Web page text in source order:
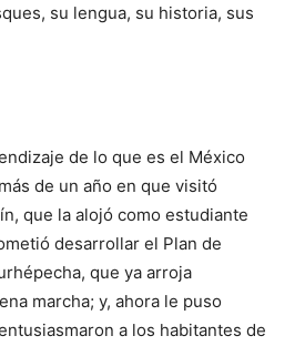
su lengua, su historia, sus
de lo que es el México
de un año en que visitó
que la alojó como estudiante
desarrollar el Plan de
que ya arroja
marcha; y, ahora le puso
a los habitantes de